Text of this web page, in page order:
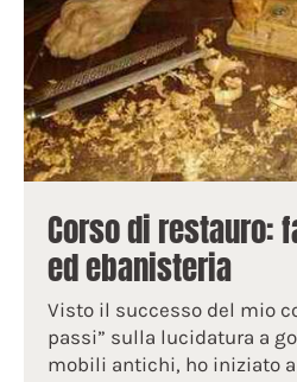
Corso di restauro:
ed ebanisteria
Visto il successo del mio
passi” sulla lucidatura a
mobili antichi, ho iniziato